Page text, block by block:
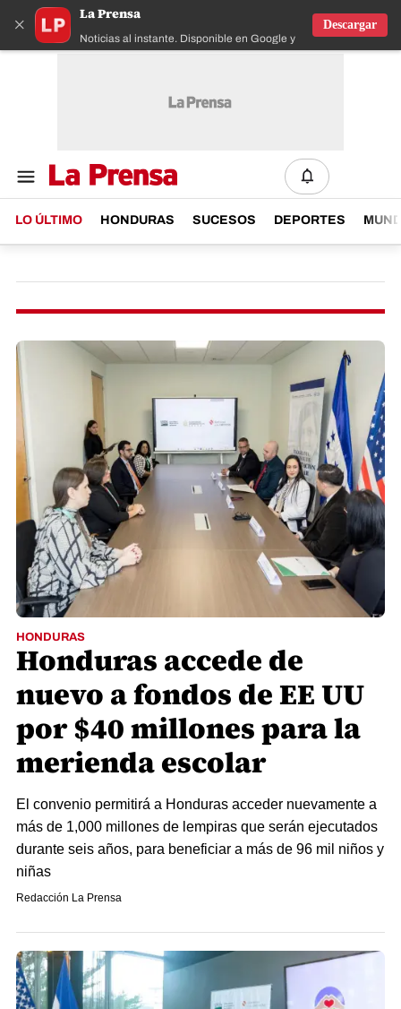
×
La Prensa
Noticias al instante. Disponible en Google y IOS
Descargar
LO ÚLTIMO HONDURAS SUCESOS DEPORTES
HONDURAS
Honduras accede de
nuevo a fondos de EE UU
por $40 millones para la
merienda escolar
El convenio permitirá a Honduras acceder nuevamente a
más de 1,000 millones de lempiras que serán ejecutados
durante seis años, para beneficiar a más de 96 mil niños y
niñas
Redacción La Prensa